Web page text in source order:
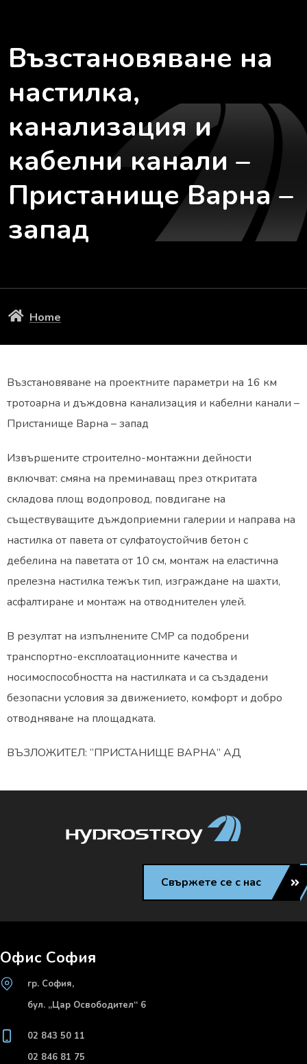
Възстановяване на
настилка,
канализация и
кабелни канали –
Пристанище Варна –
запад
Home
Възстановяване на проектните параметри на 16 км
тротоарна и дъждовна канализация и кабелни канали –
Пристанище Варна – запад
Извършените строително-монтажни дейности
включват: смяна на преминаващ през откритата
складова площ водопровод, повдигане на
съществуващите дъждоприемни галерии и направа на
настилка от павета от сулфатоустойчив бетон с
дебелина на паветата от 10 см, монтаж на еластична
прелезна настилка тежък тип, изграждане на шахти,
асфалтиране и монтаж на отводнителен улей.
В резултат на изпълнените СМР са подобрени
транспортно-експлоатационните качества и
носимоспособността на настилката и са създадени
безопасни условия за движението, комфорт и добро
отводняване на площадката.
ВЪЗЛОЖИТЕЛ: “ПРИСТАНИЩЕ ВАРНА” АД
Свържете се с нас
Офис София
гр. София,
бул. „Цар Освободител“ 6
02 843 50 11
02 846 81 75